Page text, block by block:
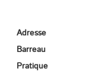
Adresse
Barreau
Pratique